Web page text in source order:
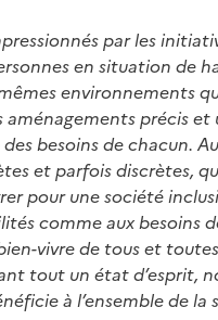
par les
en situation de
environnements
aménagements précis et
besoins de chacun.
et parfois discrètes,
pour une société
comme aux besoins
vivre de tous et
tout un état d’esprit,
à l’ensemble de la